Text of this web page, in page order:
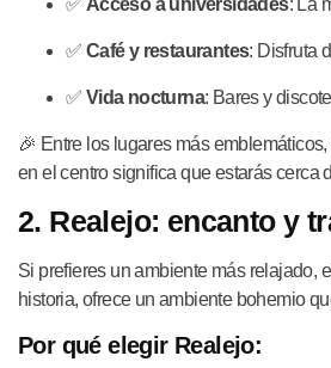
✅ Café y restaurantes: Disfruta
✅ Vida nocturna: Bares y
🎉 Entre los lugares más
en el centro significa que estarás cerca
2. Realejo: encanto y
Si prefieres un ambiente más relajado,
historia, ofrece un ambiente bohemio
Por qué elegir Realejo: